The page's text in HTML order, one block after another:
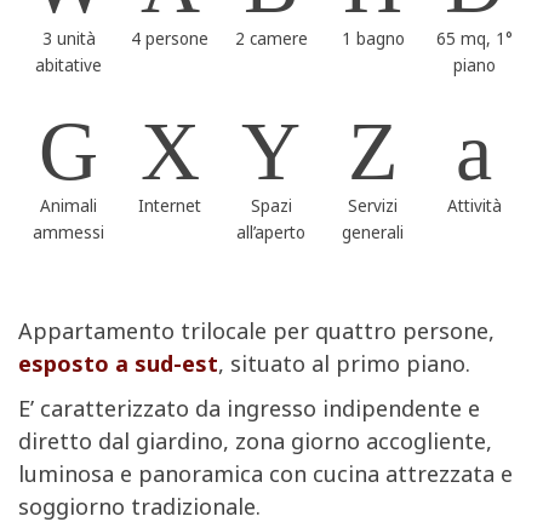
3 unità
abitative
4 persone 2 camere 1 bagno
65 mq, 1°
piano
Animali
ammessi
Internet
Spazi
all’aperto
Servizi
generali
Attività
Appartamento trilocale per quattro persone,
esposto a sud-est, situato al primo piano.
E’ caratterizzato da ingresso indipendente e
diretto dal giardino, zona giorno accogliente,
luminosa e panoramica con cucina attrezzata e
soggiorno tradizionale.